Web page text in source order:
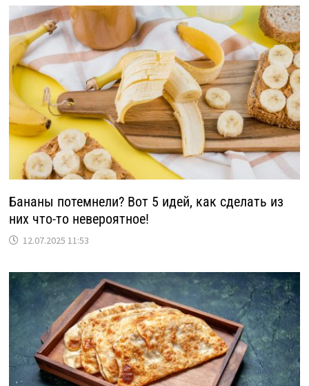
Бананы потемнели? Вот 5 идей, как сделать из
них что-то невероятное!
12.07.2025 11:53